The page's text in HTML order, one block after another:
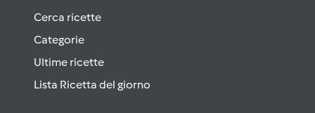
Cerca ricette
Categorie
Ultime ricette
Lista Ricetta del giorno